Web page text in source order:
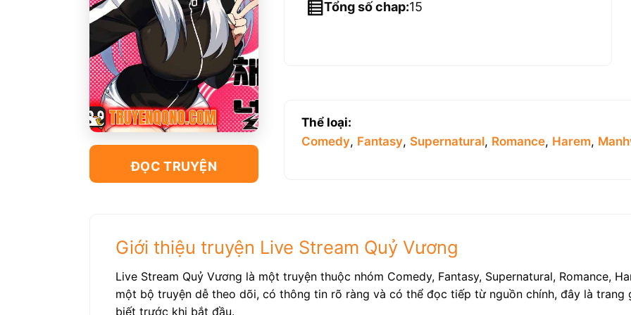
ĐỌC TRUYỆN
Tổng số chap:15
Thể loại:
Comedy, Fantasy, Supernatural, Romance, Harem,
Giới thiệu truyện Live Stream Quỷ Vương
Live Stream Quỷ Vương là một truyện thuộc nhóm Comedy, Fantasy, Supernatural, Romance,
một bộ truyện dễ theo dõi, có thông tin rõ ràng và có thể đọc tiếp từ nguồn chính, đây là trang
biết trước khi bắt đầu.